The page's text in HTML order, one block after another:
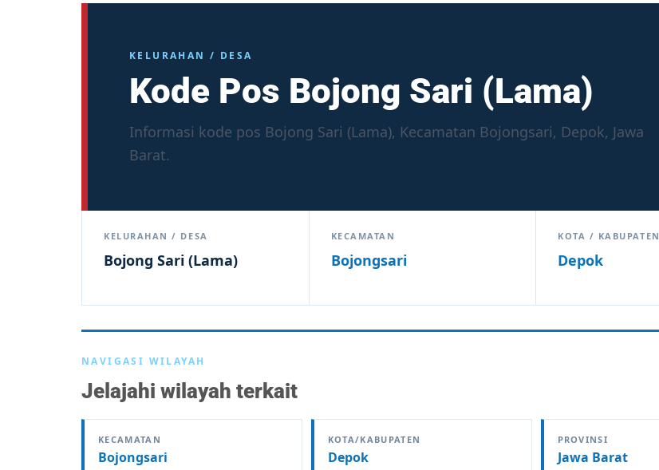
KELURAHAN / DESA
Kode Pos Bojong Sari (Lama)
Informasi kode pos Bojong Sari (Lama), Kecamatan Bojongsari, Depok, Jawa
Barat.
KELURAHAN / DESA
Bojong Sari (Lama)
KECAMATAN
Bojongsari
KOTA / KABUPATEN
Depok
NAVIGASI WILAYAH
Jelajahi wilayah terkait
KECAMATAN
Bojongsari
KOTA/KABUPATEN
Depok
PROVINSI
Jawa Barat